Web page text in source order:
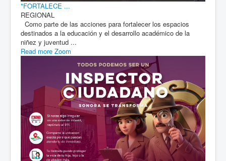
*FORTALECE ...
REGIONAL
Como parte de las acciones para fortalecer los espacios
destinados a la educación y el desarrollo académico de la
niñez y juventud ...
Read more Zoom